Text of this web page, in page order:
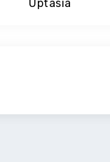
Uptasia